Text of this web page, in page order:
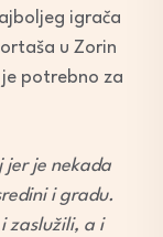
igrača
u Zorin
potrebno za
jer je nekada
i gradu.
zaslužili, a i